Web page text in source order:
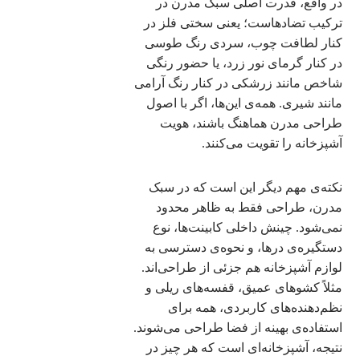
در واقع، قدرت اصلی سبک مدرن در
ترکیب تضادهاست؛ یعنی سختی فلز در
کنار لطافت چوب، سردی رنگ طوسی
در کنار گرمای نور زرد، یا حضور رنگی
شاخص مانند زرشکی در کنار رنگ آرامی
مانند شیری. همه‌ی این‌ها، اگر با اصول
طراحی مدرن هماهنگ باشند، هویت
آشپزخانه را تقویت می‌کنند.
نکته‌ی مهم دیگر این است که در سبک
مدرن، طراحی فقط به ظاهر محدود
نمی‌شود. چینش داخلی کابینت‌ها، نوع
دستگیره‌‌ی درها، و نحوه‌ی دسترسی به
لوازم آشپزخانه هم جزئی از طراحی‌اند.
مثلاً کشوهای عمیق، قفسه‌های ریلی و
نظم‌‌دهنده‌های کاربردی، همه برای
استفاده‌ی بهینه از فضا طراحی می‌شوند.
نتیجه، آشپزخانه‌ای است که هر چیز در